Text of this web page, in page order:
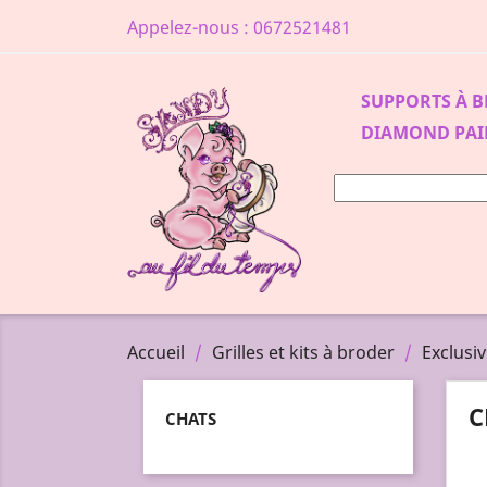
Appelez-nous : 0672521481
SUPPORTS À
DIAMOND
Accueil Grilles et kits à broder
CHATS